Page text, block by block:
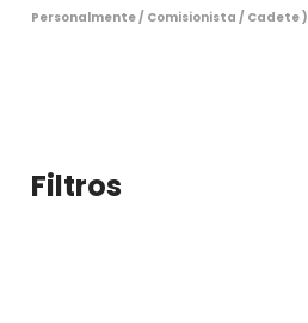
Personalmente / Comisionista / Cadete )
Filtros